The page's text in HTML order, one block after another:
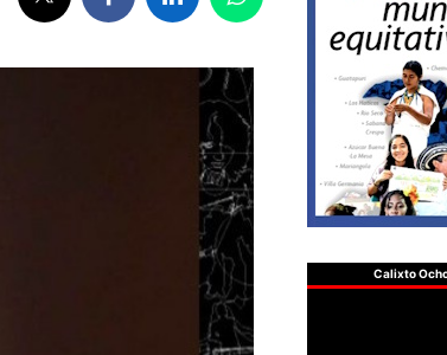
Calixto